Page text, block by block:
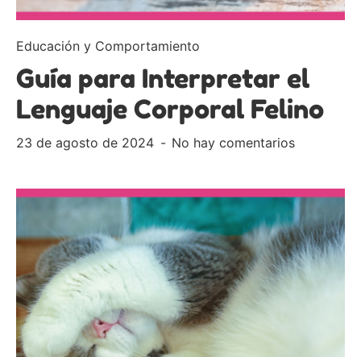
Educación y Comportamiento
Guía para Interpretar el
Lenguaje Corporal Felino
23 de agosto de 2024 No hay comentarios